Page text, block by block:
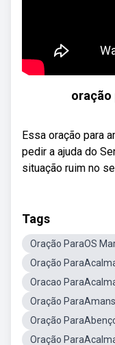
oração
Essa oração para
pedir a ajuda do
situação ruim no
Tags
Oração ParaOS
Oração
Oracao
Oração
Oração
Oração